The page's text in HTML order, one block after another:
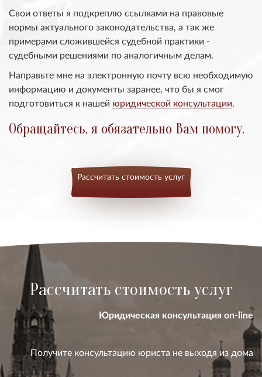
Свои ответы я подкреплю ссылками на правовые
нормы актуального законодательства, а так же
примерами сложившейся судебной практики -
судебными решениями по аналогичным делам.
Направьте мне на электронную почту всю необходимую
информацию и документы заранее, что бы я смог
подготовиться к нашей юридической консультации.
Обращайтесь, я обязательно Вам помогу.
Рассчитать стоимость услуг
Рассчитать стоимость услуг
Юридическая консультация on-line
Получите консультацию юриста не выходя из дома